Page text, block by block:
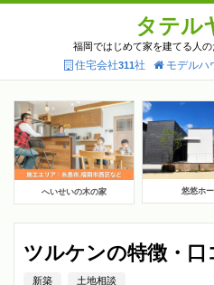
タテル
福岡ではじめて家を建てる人
住宅会社311社 モデルハ
へいせいの木の家 悠悠ホ
ツルケンの特徴・口
新築 土地相談